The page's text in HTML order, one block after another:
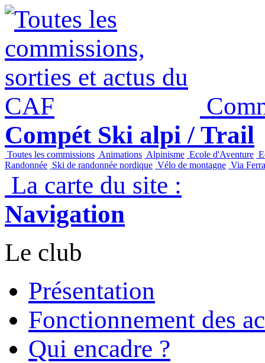
Compét Ski alpi / Trail
Toutes les commissions Animations Alpinisme Ecole d'Aventure
Randonnée Ski de randonnée nordique Vélo de montagne Via
La carte du site :
Navigation
Le club
Présentation
Fonctionnement des
Qui encadre ?